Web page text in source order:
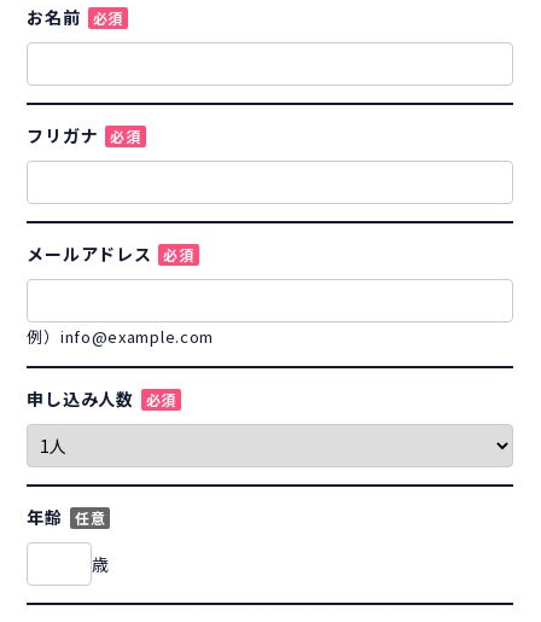
お名前 必須
フリガナ 必須
メールアドレス 必須
例）info@example.com
申し込み人数 必須
年齢 任意
歳